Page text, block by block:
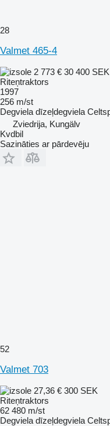
28
Valmet 465-4
2 773 € 30 400 SEK
Riteņtraktors
1997
256 m/st
Degviela dīzeļdegviela
Zviedrija, Kungälv
Kvdbil
Sazināties ar pārdevēju
52
Valmet 703
27,36 € 300 SEK
Riteņtraktors
62 480 m/st
Degviela dīzeļdegviela